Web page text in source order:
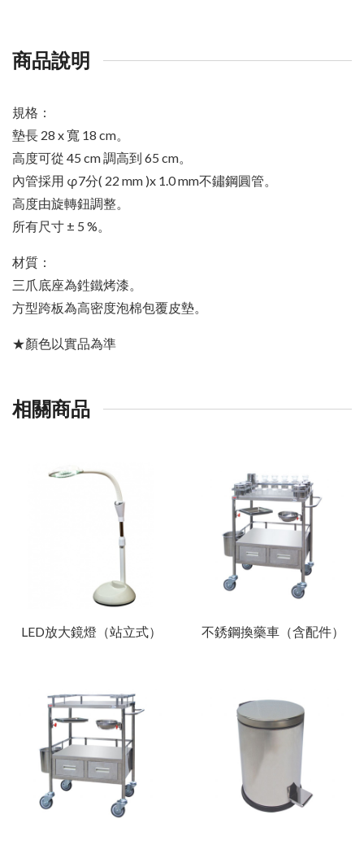
商品說明
規格：
墊長 28 x 寬 18 cm。
高度可從 45 cm 調高到 65 cm。
內管採用 φ7分( 22 mm )x 1.0 mm不鏽鋼圓管。
高度由旋轉鈕調整。
所有尺寸 ± 5 %。
材質：
三爪底座為鉎鐵烤漆。
方型跨板為高密度泡棉包覆皮墊。
★顏色以實品為準
相關商品
LED放大鏡燈（站立式） 不銹鋼換藥車（含配件）